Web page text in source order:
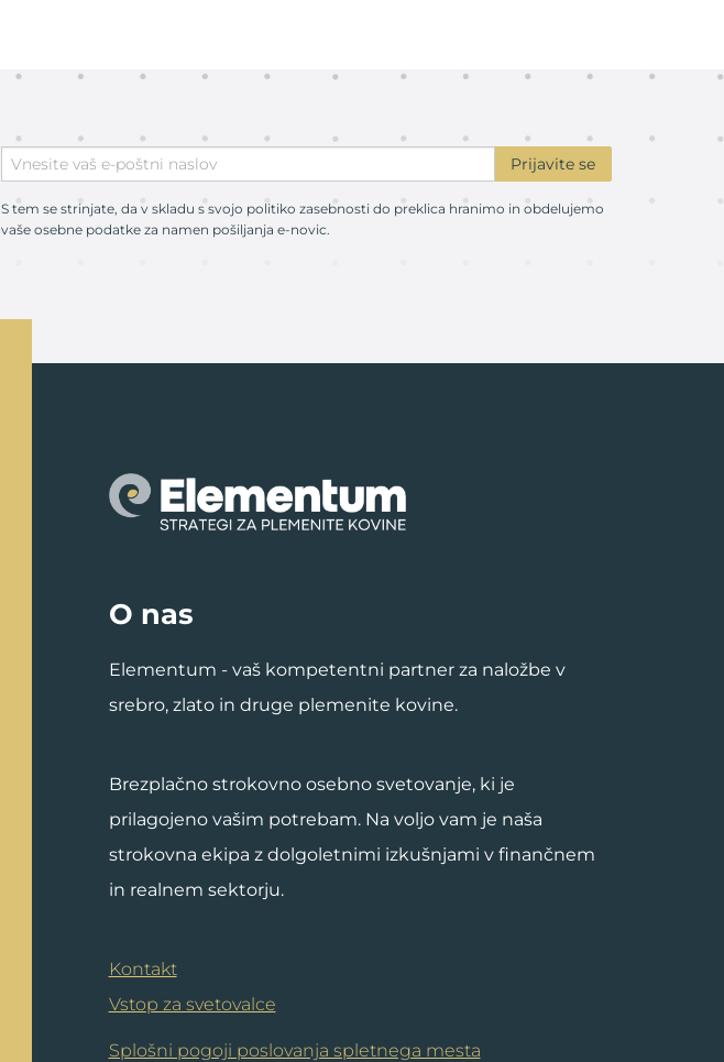
Prijavite se
S tem se strinjate, da v skladu s svojo politiko zasebnosti do preklica hranimo in obdelujemo
vaše osebne podatke za namen pošiljanja e-novic.
O nas
Elementum - vaš kompetentni partner za naložbe v
srebro, zlato in druge plemenite kovine.
Brezplačno strokovno osebno svetovanje, ki je
prilagojeno vašim potrebam. Na voljo vam je naša
strokovna ekipa z dolgoletnimi izkušnjami v finančnem
in realnem sektorju.
Kontakt
Vstop za svetovalce
Splošni pogoji poslovanja spletnega mesta